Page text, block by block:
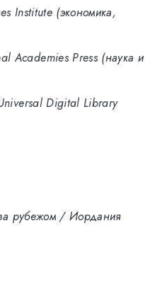
Institute (экономика,
Academies Press (наука и
Digital Library
за рубежом / Иордания